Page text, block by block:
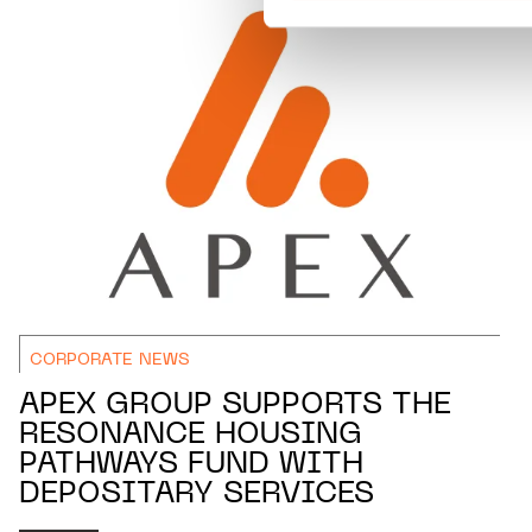
CORPORATE NEWS
APEX GROUP SUPPORTS THE
RESONANCE HOUSING
PATHWAYS FUND WITH
DEPOSITARY SERVICES